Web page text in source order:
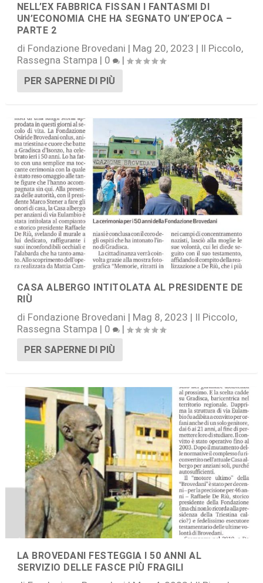
NELL’EX FABBRICA FISSAN I FANTASMI DI
UN’ECONOMIA CHE HA SEGNATO UN’EPOCA –
PARTE 2
di Fondazione Brovedani | Mag 20, 2023 | Il Piccolo,
Rassegna Stampa | 0 |
PER SAPERNE DI PIÙ
CASA ALBERGO INTITOLATA AL PRESIDENTE DE
RIÙ
di Fondazione Brovedani | Mag 8, 2023 | Il Piccolo,
Rassegna Stampa | 0 |
PER SAPERNE DI PIÙ
LA BROVEDANI FESTEGGIA I 50 ANNI AL
SERVIZIO DELLE FASCE PIÙ FRAGILI